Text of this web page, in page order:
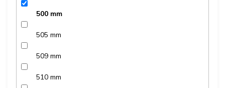
500 mm
505 mm
509 mm
510 mm